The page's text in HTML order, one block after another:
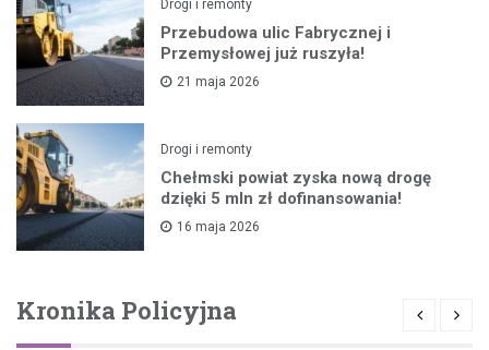
Drogi i remonty
Przebudowa ulic Fabrycznej i
Przemysłowej już ruszyła!
21 maja 2026
Drogi i remonty
Chełmski powiat zyska nową drogę
dzięki 5 mln zł dofinansowania!
16 maja 2026
Kronika Policyjna